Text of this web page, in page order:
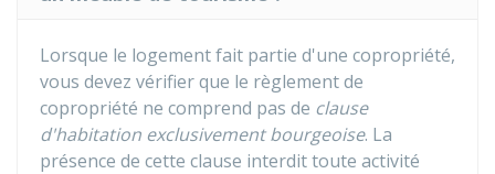
Lorsque le logement fait partie d'une copropriété,
vous devez vérifier que le règlement de
copropriété ne comprend pas de clause
d'habitation exclusivement bourgeoise. La
présence de cette clause interdit toute activité